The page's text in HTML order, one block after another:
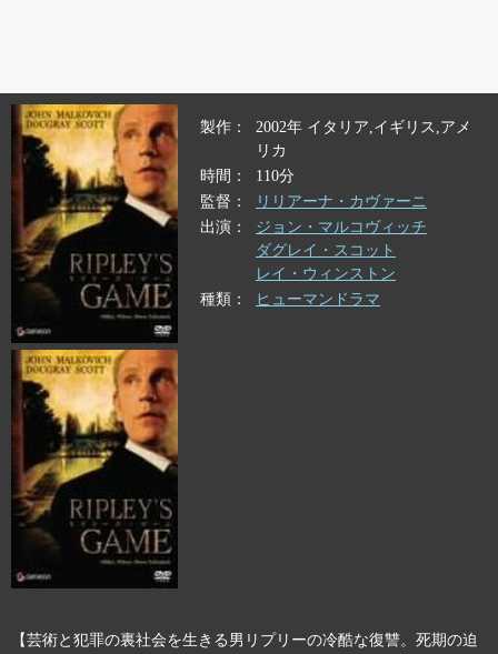
製作
2002年 イタリア,イギリス,アメ
リカ
時間
110分
監督
リリアーナ・カヴァーニ
出演
ジョン・マルコヴィッチ
ダグレイ・スコット
レイ・ウィンストン
種類
ヒューマンドラマ
【芸術と犯罪の裏社会を生きる男リプリーの冷酷な復讐。死期の迫